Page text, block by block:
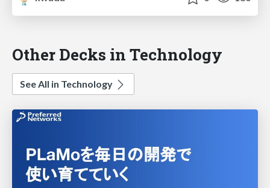
Other Decks in Technology
See All in Technology